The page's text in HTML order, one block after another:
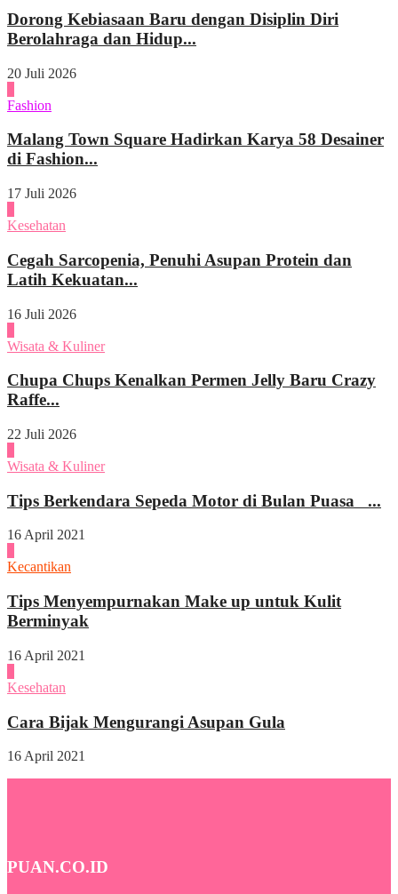
Dorong Kebiasaan Baru dengan Disiplin Diri
Berolahraga dan Hidup...
20 Juli 2026
Fashion
Malang Town Square Hadirkan Karya 58 Desainer
di Fashion...
17 Juli 2026
Kesehatan
Cegah Sarcopenia, Penuhi Asupan Protein dan
Latih Kekuatan...
16 Juli 2026
Wisata & Kuliner
Chupa Chups Kenalkan Permen Jelly Baru Crazy
Raffe...
22 Juli 2026
Wisata & Kuliner
Tips Berkendara Sepeda Motor di Bulan Puasa ...
16 April 2021
Kecantikan
Tips Menyempurnakan Make up untuk Kulit
Berminyak
16 April 2021
Kesehatan
Cara Bijak Mengurangi Asupan Gula
16 April 2021
PUAN.CO.ID